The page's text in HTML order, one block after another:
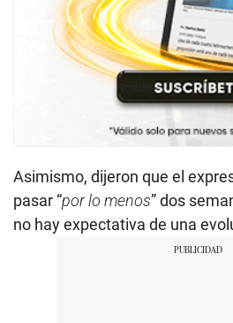
Asimismo, dijeron que el
pasar “por lo menos” dos
no hay expectativa de una